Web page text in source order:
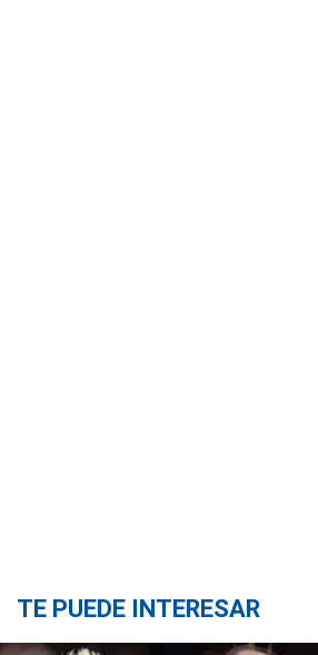
TE PUEDE INTERESAR